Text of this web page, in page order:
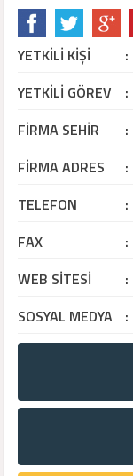
YETKİLİ KİŞİ :
YETKİLİ GÖREV :
FİRMA SEHİR :
FİRMA ADRES :
TELEFON :
FAX :
WEB SİTESİ :
SOSYAL MEDYA :